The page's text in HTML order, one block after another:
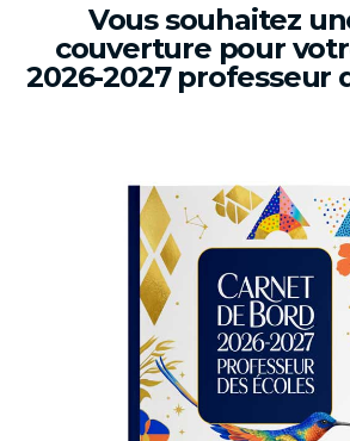
Vous souhaitez
couverture pour
2026-2027 professeur